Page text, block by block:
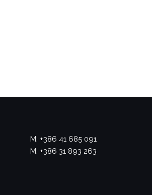
M: +386 41 685 091
M: +386 31 893 263